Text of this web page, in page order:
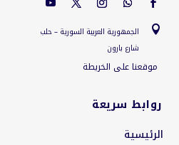

الجمهورية العربية السورية – حلب
شارع بارون
موقعنا على الخريطة
روابط سريعة
الرئيسية